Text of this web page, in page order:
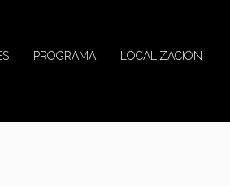
PROGRAMA LOCALIZACIÓN